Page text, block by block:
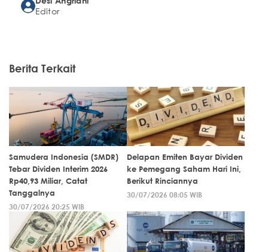
Editor
Berita Terkait
Samudera Indonesia (SMDR)
Tebar Dividen Interim 2026
Rp40,93 Miliar, Catat
Tanggalnya
30/07/2026 20:25 WIB
Delapan Emiten Bayar Dividen
ke Pemegang Saham Hari Ini,
Berikut Rinciannya
30/07/2026 08:05 WIB